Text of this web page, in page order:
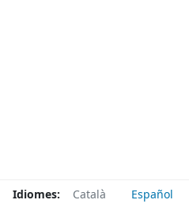
Idiomes: Català Español